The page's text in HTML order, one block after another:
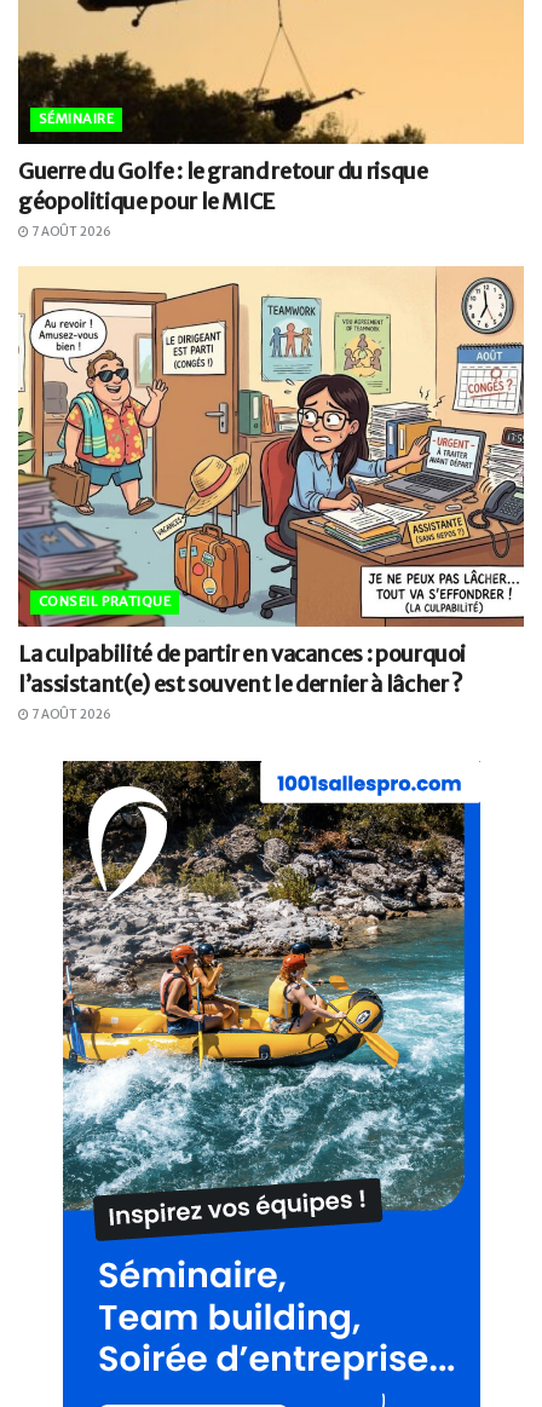
SÉMINAIRE
Guerre du Golfe : le grand retour du risque
géopolitique pour le MICE
7 AOÛT 2026
CONSEIL PRATIQUE
La culpabilité de partir en vacances : pourquoi
l’assistant(e) est souvent le dernier à lâcher ?
7 AOÛT 2026